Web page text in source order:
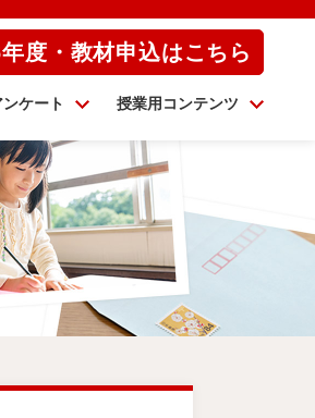
度・教材申込はこちら
ンケート 授業用コンテンツ